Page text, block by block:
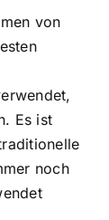
von
Es ist
noch